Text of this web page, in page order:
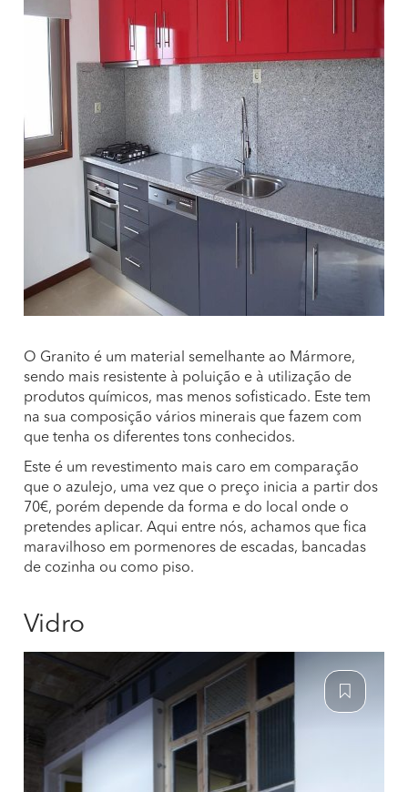
O Granito é um material semelhante ao Mármore,
sendo mais resistente à poluição e à utilização de
produtos químicos, mas menos sofisticado. Este tem
na sua composição vários minerais que fazem com
que tenha os diferentes tons conhecidos.
Este é um revestimento mais caro em comparação
que o azulejo, uma vez que o preço inicia a partir dos
70€, porém depende da forma e do local onde o
pretendes aplicar. Aqui entre nós, achamos que fica
maravilhoso em pormenores de escadas, bancadas
de cozinha ou como piso.
Vidro